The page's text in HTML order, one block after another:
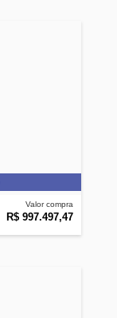
Valor compra
R$ 997.497,47